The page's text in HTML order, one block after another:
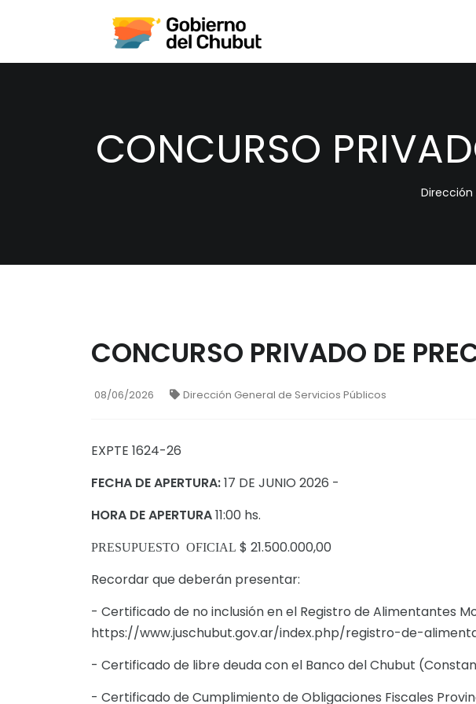
CONCURSO
Dirección
CONCURSO PRIVADO DE
08/06/2026 Dirección General de Servicios Públicos
EXPTE 1624-26
FECHA DE APERTURA:17 DE JUNIO 2026 -
HORA DE APERTURA11:00 hs.
PRESUPUESTO OFICIAL $ 21.500.000,00
Recordar que deberán presentar:
- Certificado de no inclusión en el Registro de Alimentantes
https://www.juschubut.gov.ar/index.php/registro-de-
- Certificado de libre deuda con el Banco del Chubut
- Certificado de Cumplimiento de Obligaciones Fiscales